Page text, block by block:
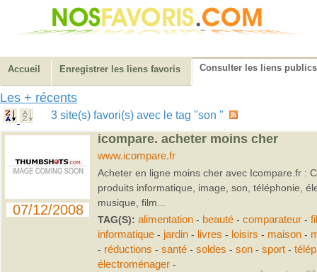
Accueil Enregistrer les liens favoris Consulter les liens publics
Les + récents
3 site(s) favori(s) avec le tag "son "
07/12/2008
icompare. acheter moins cher
www.icompare.fr
Acheter en ligne moins cher avec Icompare.fr :
produits informatique, image, son, téléphonie,
musique, film...
TAG(S): alimentation- beauté- comparateur-
informatique- jardin- livres - loisirs - maison-
- réductions - santé- soldes - son - sport-
électroménager-